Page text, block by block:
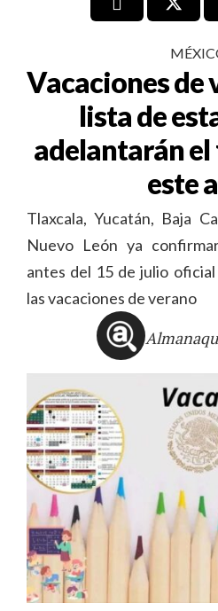
Vacaciones de
lista de
adelantarán el
este
Tlaxcala, Yucatán, Baja
Nuevo León ya
antes del 15 de julio
las vacaciones de verano